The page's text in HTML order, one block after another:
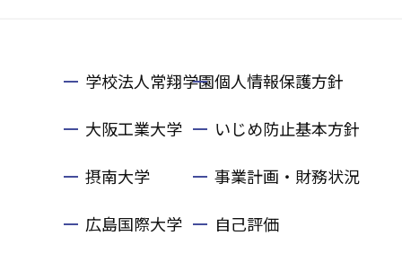
学校法人常翔学園
大阪工業大学
摂南大学
広島国際大学
個人情報保護方針
いじめ防止基本方針
事業計画・財務状況
自己評価